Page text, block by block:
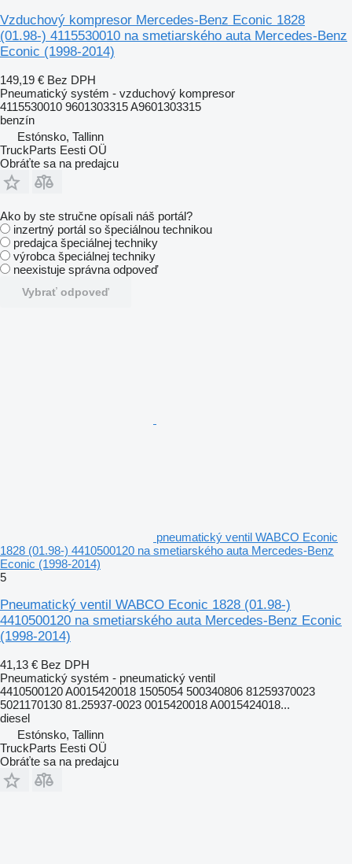
Vzduchový kompresor Mercedes-Benz Econic 1828
(01.98-) 4115530010 na smetiarského auta Mercedes-Benz
Econic (1998-2014)
149,19 € Bez DPH
Pneumatický systém - vzduchový kompresor
4115530010 9601303315 A9601303315
benzín
Estónsko, Tallinn
TruckParts Eesti OÜ
Obráťte sa na predajcu
Ako by ste stručne opísali náš portál?
inzertný portál so špeciálnou technikou
predajca špeciálnej techniky
výrobca špeciálnej techniky
neexistuje správna odpoveď
Vybrať odpoveď
pneumatický ventil WABCO Econic
1828 (01.98-) 4410500120 na smetiarského auta Mercedes-Benz
Econic (1998-2014)
5
Pneumatický ventil WABCO Econic 1828 (01.98-)
4410500120 na smetiarského auta Mercedes-Benz Econic
(1998-2014)
41,13 € Bez DPH
Pneumatický systém - pneumatický ventil
4410500120 A0015420018 1505054 500340806 81259370023
5021170130 81.25937-0023 0015420018 A0015424018...
diesel
Estónsko, Tallinn
TruckParts Eesti OÜ
Obráťte sa na predajcu